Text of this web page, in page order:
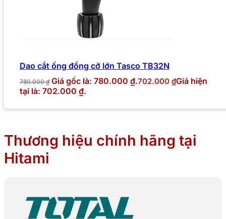
Dao cắt ống đồng cỡ lớn Tasco TB32N
780.000₫ Giá gốc là: 780.000 ₫.702.000 ₫Giá hiện
tại là: 702.000 ₫.
Thương hiệu chính hãng tại
Hitami